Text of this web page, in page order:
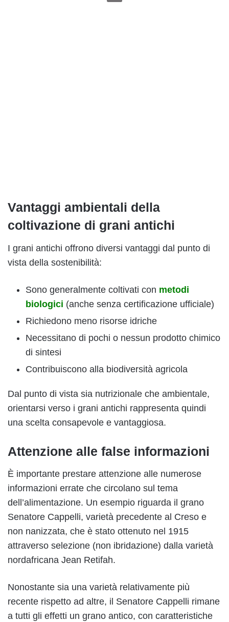
Vantaggi ambientali della
coltivazione di grani antichi
I grani antichi offrono diversi vantaggi dal punto di
vista della sostenibilità:
Sono generalmente coltivati con metodi
biologici (anche senza certificazione ufficiale)
Richiedono meno risorse idriche
Necessitano di pochi o nessun prodotto chimico
di sintesi
Contribuiscono alla biodiversità agricola
Dal punto di vista sia nutrizionale che ambientale,
orientarsi verso i grani antichi rappresenta quindi
una scelta consapevole e vantaggiosa.
Attenzione alle false informazioni
È importante prestare attenzione alle numerose
informazioni errate che circolano sul tema
dell’alimentazione. Un esempio riguarda il grano
Senatore Cappelli, varietà precedente al Creso e
non nanizzata, che è stato ottenuto nel 1915
attraverso selezione (non ibridazione) dalla varietà
nordafricana Jean Retifah.
Nonostante sia una varietà relativamente più
recente rispetto ad altre, il Senatore Cappelli rimane
a tutti gli effetti un grano antico, con caratteristiche